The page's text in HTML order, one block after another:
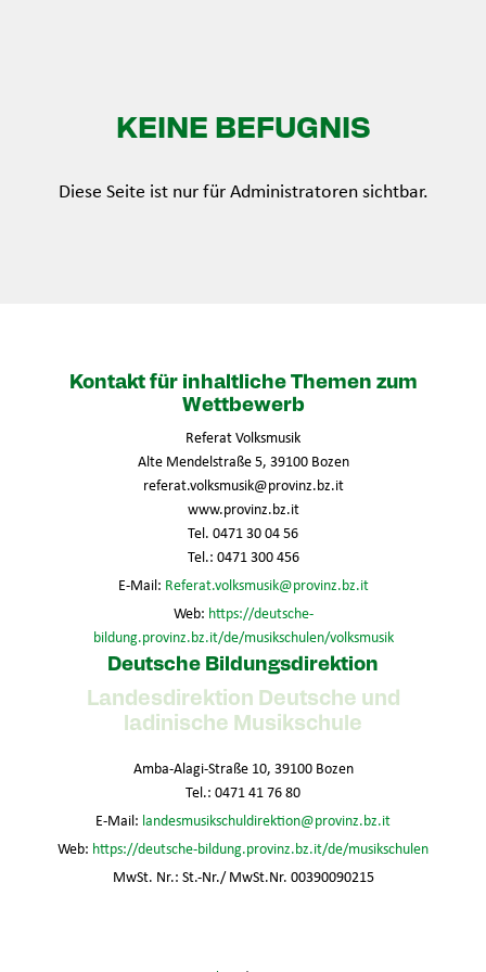
KEINE BEFUGNIS
Diese Seite ist nur für Administratoren sichtbar.
Kontakt für inhaltliche Themen zum
Wettbewerb
Referat Volksmusik
Alte Mendelstraße 5, 39100 Bozen
referat.volksmusik@provinz.bz.it
www.provinz.bz.it
Tel. 0471 30 04 56
Tel.: 0471 300 456
E-Mail: Referat.volksmusik@provinz.bz.it
Web: https://deutsche-
bildung.provinz.bz.it/de/musikschulen/volksmusik
Deutsche Bildungsdirektion
Landesdirektion Deutsche und
ladinische Musikschule
Amba-Alagi-Straße 10, 39100 Bozen
Tel.: 0471 41 76 80
E-Mail: landesmusikschuldirektion@provinz.bz.it
Web: https://deutsche-bildung.provinz.bz.it/de/musikschulen
MwSt. Nr.: St.-Nr./ MwSt.Nr. 00390090215